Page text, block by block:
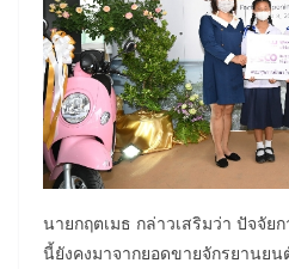
นายกฤตเมธ กล่าวเสริมว่า ปัจจัย
นี้ยังคงมาจากยอดขายจักรยานยน